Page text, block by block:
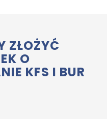
ZŁOŻYĆ
O
KFS I BUR